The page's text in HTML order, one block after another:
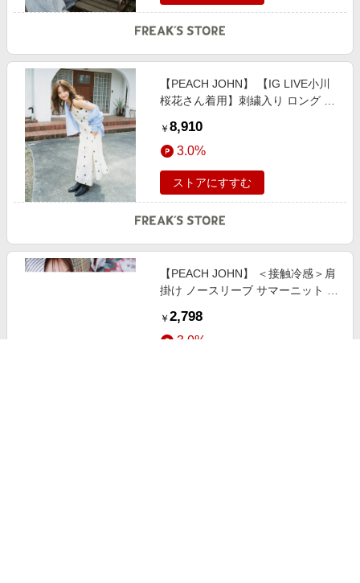
【PEACH JOHN】 【IG LIVE小川
桜花さん着用】刺繍入り ロング キ
￥ 8,910
3.0%
ストアにすすむ
【PEACH JOHN】 ＜接触冷感＞肩
掛け ノースリーブ サマーニット ト
￥ 2,798
3.0%